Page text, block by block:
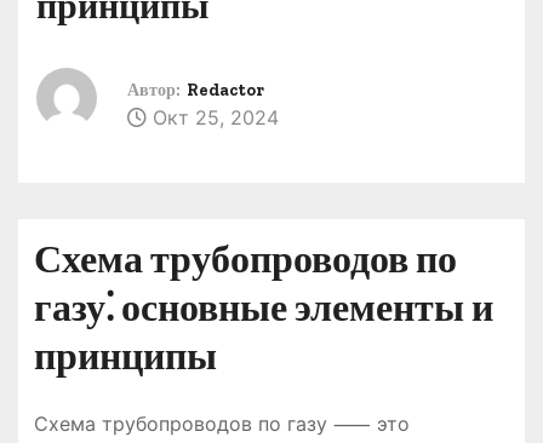
Автор: Redactor
Окт 25, 2024
Схема трубопроводов по
газу⁚ основные элементы и
принципы
Схема трубопроводов по газу ⸺ это